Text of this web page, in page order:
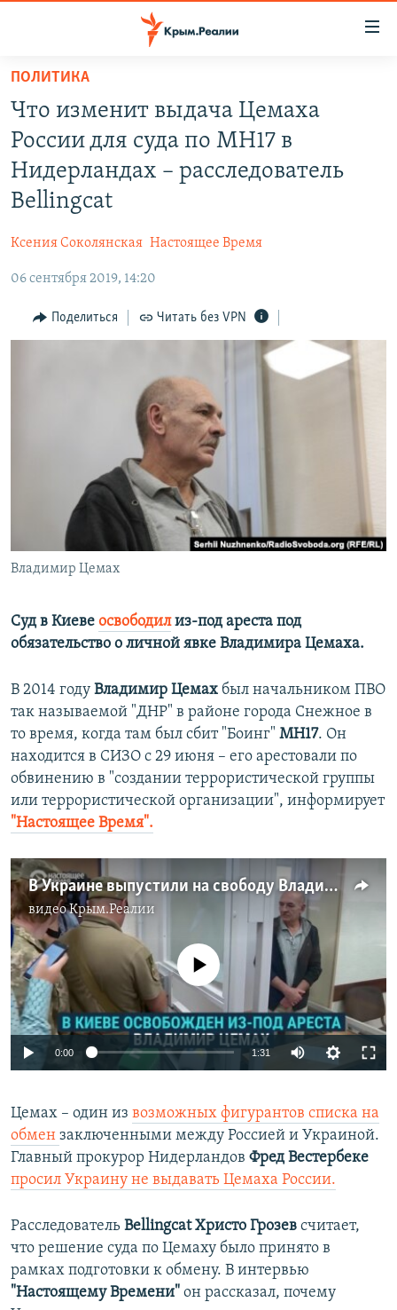
Вернуться
основному
содержанию
Вернутся
главной
Вернутся
КАРТА ВОЕННЫХ ОБЪЕКТОВ КРЫМА
ВОДА
ИСТОРИЯ
ИНФОГРАФИКА
ТЕЛЕПРОЕКТ КРЫМ.РЕАЛИИ
ПРОПАВШИЕ БЕЗ ВЕСТИ
ПОБЕДИТЕЛЕЙ НЕ СУДЯТ?
КРЫМ.НЕПОКОРЕННЫЙ
УКРАИНСКАЯ ПРОБЛЕМА КРЫМА
КАК ОБОЙТИ БЛОКИРОВКУ
Все сайты RFE/RL
ПОЛИТИКА
Что изменит выдача Цемаха
России для суда по MH17 в
Нидерландах – расследователь
Bellingcat
Ксения Соколянская Настоящее Время
06 сентября 2019, 14:20
Поделиться Читать без VPN
Владимир Цемах
Суд в Киеве освободилиз-под ареста под
обязательство о личной явке Владимира Цемаха.
В 2014 году Владимир Цемах был начальником ПВО
так называемой "ДНР" в районе города Снежное в
то время, когда там был сбит "Боинг" MH17. Он
находится в СИЗО с 29 июня – его арестовали по
обвинению в "создании террористической группы
или террористической организации", информирует
"Настоящее Время".
В Украине выпустили на свободу Владимира Цемаха
видеоКрым.Реалии
No media source currently available
0:00 1:31
Цемах – один из возможных фигурантов списка на
обмен заключенными между Россией и Украиной.
Главный прокурор Нидерландов Фред Вестербеке
просил Украину не выдавать Цемаха России.
Расследователь Bellingcat Христо Грозев считает,
что решение суда по Цемаху было принято в
рамках подготовки к обмену. В интервью
"Настоящему Времени" он рассказал, почему